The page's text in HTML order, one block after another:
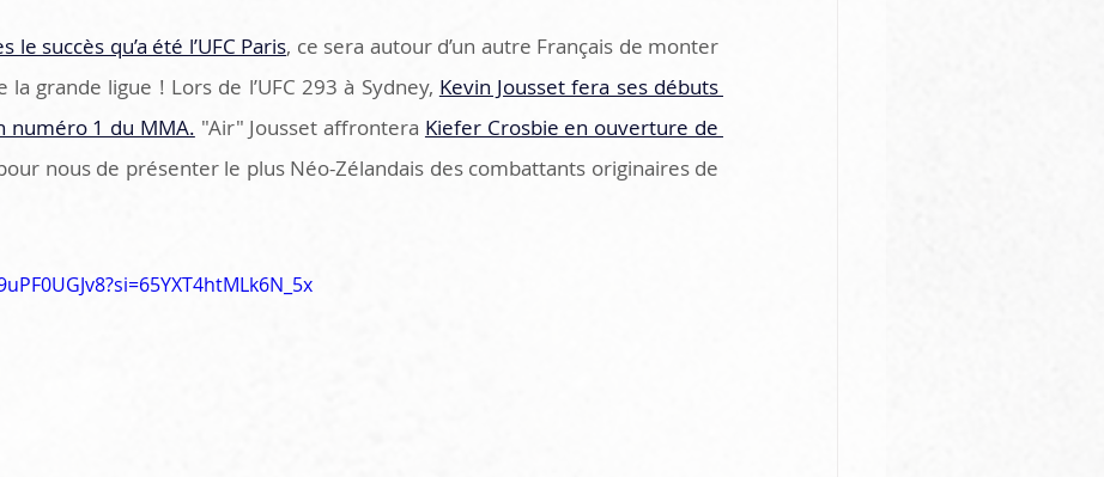
le succès qu’a été l’UFC Paris, ce sera autour d’un autre Français de monter
la grande ligue ! Lors de l’UFC 293 à Sydney, Kevin Jousset fera ses débuts
numéro 1 du MMA. "Air" Jousset affrontera Kiefer Crosbie en ouverture de
nous de présenter le plus Néo-Zélandais des combattants originaires de